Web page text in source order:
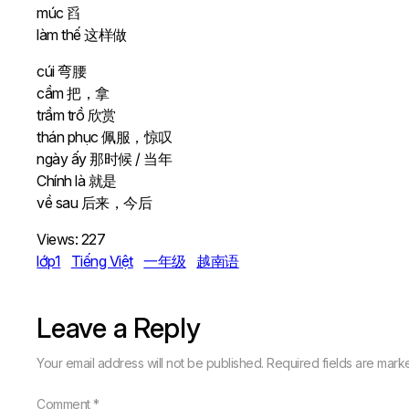
múc 舀
làm thế 这样做
cúi 弯腰
cầm 把，拿
trầm trồ 欣赏
thán phục 佩服，惊叹
ngày ấy 那时候 / 当年
Chính là 就是
về sau 后来，今后
Views: 227
lớp1
Tiếng Việt 一年级 越南语
Leave a Reply
Your email address will not be published. Required fields are
Comment*